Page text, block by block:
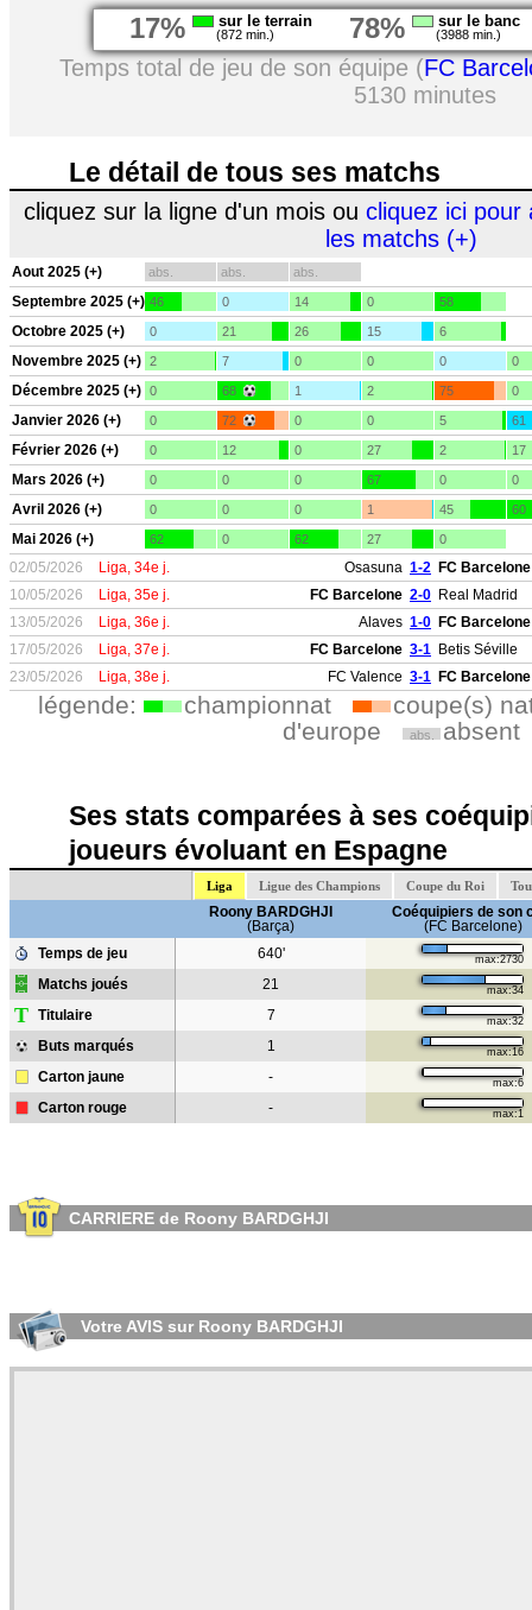
17% sur le terrain
(872 min.) 78% sur le banc
(3988 min.)
Temps total de jeu de son équipe (FC
5130 minutes
Le détail de tous ses matchs
cliquez sur la ligne d'un mois ou cliquez ici pour
les matchs (+)
Aout 2025 (+) abs. abs. abs.
Septembre 2025 (+) 46 0 14 0 58
Octobre 2025 (+) 0 21 26 15 6
Novembre 2025 (+) 2 7 0 0 0 0
Décembre 2025 (+) 0 68 1 2 75 0
Janvier 2026 (+) 0 72 0 0 5 61
Février 2026 (+) 0 12 0 27 2 17
Mars 2026 (+) 0 0 0 67 0 0
Avril 2026 (+) 0 0 0 1 45 60
Mai 2026 (+) 62 0 62 27 0
02/05/2026 Liga, 34e j. Osasuna 1-2 FC Barcelone
10/05/2026
Liga, 35e j. FC Barcelone 2-0 Real Madrid
13/05/2026
Liga, 36e j. Alaves 1-0 FC Barcelone
17/05/2026
Liga, 37e j. FC Barcelone 3-1 Betis Séville
23/05/2026
Liga, 38e j. FC Valence 3-1 FC Barcelone
légende: championnat
coupe(s)
d'europe
abs. absent
Ses stats comparées à ses
joueurs évoluant en Espagne
Liga Ligue des Champions Coupe du Roi
Roony BARDGHJI
(Barça)
Coéquipiers de son
(FC Barcelone)
Temps de jeu
640' max:2730
Matchs joués 21 max:34
T Titulaire 7 max:32
Buts marqués 1 max:16
Carton jaune - max:6
Carton rouge - max:1
CARRIERE de Roony BARDGHJI
Votre AVIS sur Roony BARDGHJI